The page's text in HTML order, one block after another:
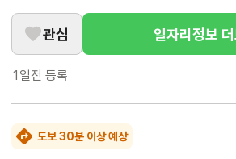
관심 일자리정보
1일전 등록
도보 30분 이상 예상